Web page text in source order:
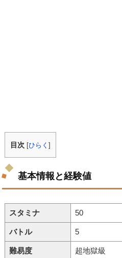
目次 [ひらく]
基本情報と経験値
スタミナ 50
バトル 5
難易度 超地獄級